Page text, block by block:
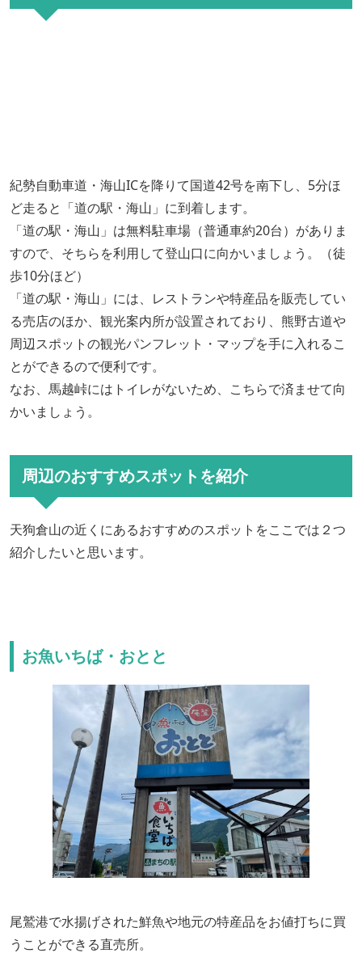
紀勢自動車道・海山ICを降りて国道42号を南下し、5分ほ
ど走ると「道の駅・海山」に到着します。
「道の駅・海山」は無料駐車場（普通車約20台）がありま
すので、そちらを利用して登山口に向かいましょう。（徒
歩10分ほど）
「道の駅・海山」には、レストランや特産品を販売してい
る売店のほか、観光案内所が設置されており、熊野古道や
周辺スポットの観光パンフレット・マップを手に入れるこ
とができるので便利です。
なお、馬越峠にはトイレがないため、こちらで済ませて向
かいましょう。
周辺のおすすめスポットを紹介
天狗倉山の近くにあるおすすめのスポットをここでは２つ
紹介したいと思います。
お魚いちば・おとと
尾鷲港で水揚げされた鮮魚や地元の特産品をお値打ちに買
うことができる直売所。